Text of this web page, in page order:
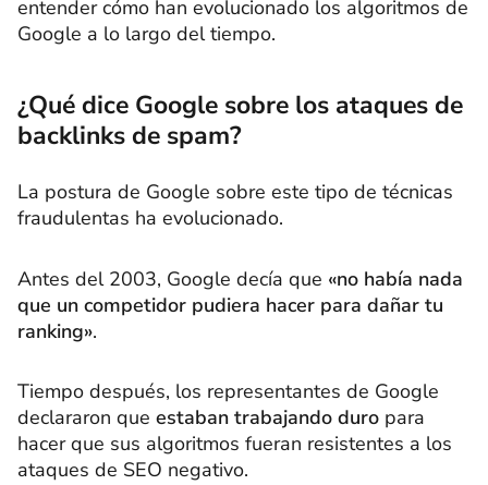
entender cómo han evolucionado los algoritmos de
Google a lo largo del tiempo.
¿Qué dice Google sobre los ataques de
backlinks de spam?
La postura de Google sobre este tipo de técnicas
fraudulentas ha evolucionado.
Antes del 2003, Google decía que «no había nada
que un competidor pudiera hacer para dañar tu
ranking».
Tiempo después, los representantes de Google
declararon que estaban trabajando duro para
hacer que sus algoritmos fueran resistentes a los
ataques de SEO negativo.